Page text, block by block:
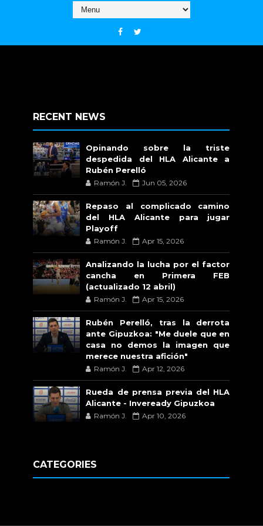
RECENT NEWS
Opinando sobre la triste
despedida del HLA Alicante a
Rubén Perelló
Ramón J. Jun 05, 2026
Repaso al complicado camino
del HLA Alicante para jugar
Playoff
Ramón J. Apr 15, 2026
Analizando la lucha por el factor
cancha en Primera FEB
(actualizado 12 abril)
Ramón J. Apr 15, 2026
Rubén Perelló, tras la derrota
ante Gipuzkoa: "Me duele que en
casa no demos la imagen que
merece nuestra afición"
Ramón J. Apr 12, 2026
Rueda de prensa previa del HLA
Alicante - Inveready Gipuzkoa
Ramón J. Apr 10, 2026
CATEGORIES